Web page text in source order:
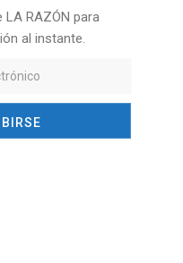
RAZÓN para
al instante.